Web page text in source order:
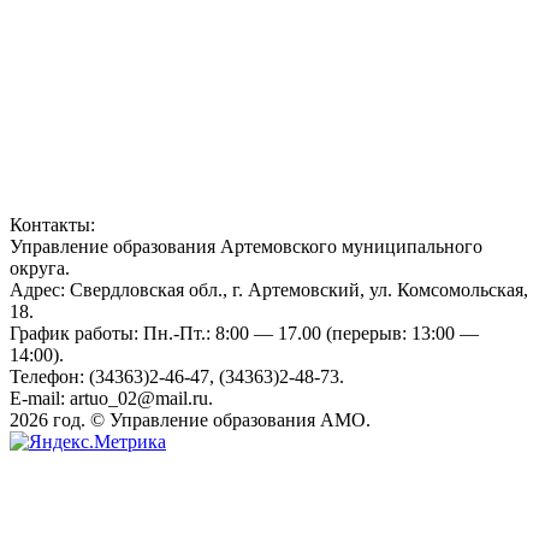
Контакты:
Управление образования Артемовского муниципального
округа.
Адрес: Свердловская обл., г. Артемовский, ул. Комсомольская,
18.
График работы: Пн.-Пт.: 8:00 — 17.00 (перерыв: 13:00 —
14:00).
Телефон: (34363)2-46-47, (34363)2-48-73.
E-mail: artuo_02@mail.ru.
2026 год. © Управление образования АМО.